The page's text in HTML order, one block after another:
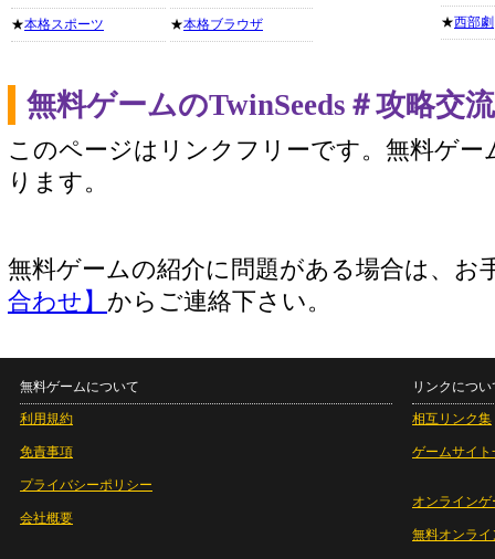
★本格スポーツ ★本格ブラウザ ★西部劇
無料ゲームのTwinSeeds＃攻略交
このページはリンクフリーです。無料ゲー
ります。
無料ゲームの紹介に問題がある場合は、お
合わせ】 からご連絡下さい。
無料ゲームについて
利用規約
免責事項
プライバシーポリシー
会社概要
リンクについ
相互リンク集
ゲームサイト
オンラインゲ
無料オンライ